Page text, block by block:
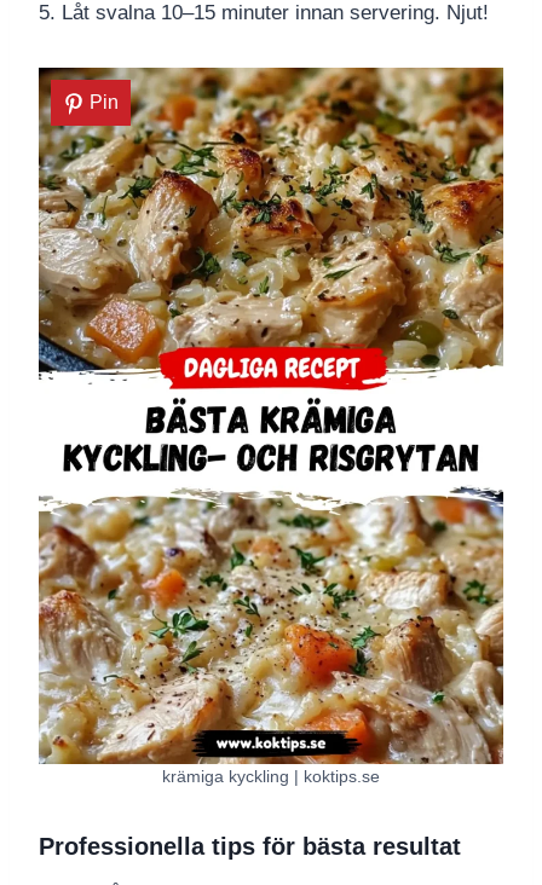
5. Låt svalna 10–15 minuter innan servering. Njut!
Pin
krämiga kyckling | koktips.se
Professionella tips för bästa resultat